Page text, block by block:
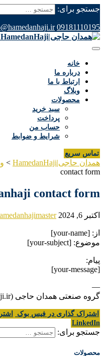
جستجو برای:
09181110195
خانه
درباره ما
ارتباط با ما
وبلاگ
محصولات
سبد خرید
پرداخت
حساب من
شرایط و ضوابط
تماس سریع
همدان حاجی|HamedanHaji >
contact form
contact form
اکتبر 6, 2024
از: [your-name]
موضوع: [your-subject]
پیام:
[your-message]
—
گروه صنعتی همدان حاجی (https://www.hamedanhaji.ir)
اشتراک گذاری در فیس بوک
LinkedIn
جستجو برای:
محصولات